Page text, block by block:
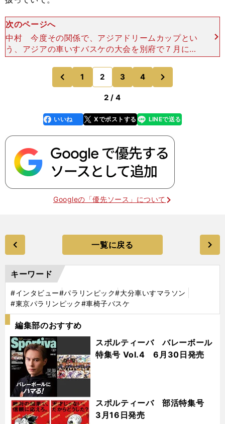
次のページへ
中村 今度その関係で、アジアドリームカップとい
う、アジアの車いすバスケの大会を別府で７月に行
なう準備をしていて、それに先ほどのラオスのチー
ムも呼ぶつもりなんです。伊藤 きっとラオス選手
たちが日本に
前
のページへ
1 2 3 4
のページへ
2 / 4
faceboo
k
いいね Xでポストする
line LINEで送る
Googleの「優先ソース」について
一覧に戻る
キーワード
#インタビュー#パラリンピック#大分車いすマラソン
#東京パラリンピック#車椅子バスケ
編集部のおすすめ
スポルティーバ バレーボール
特集号 Vol.4 6月30日発売
スポルティーバ 部活特集号
3月16日発売